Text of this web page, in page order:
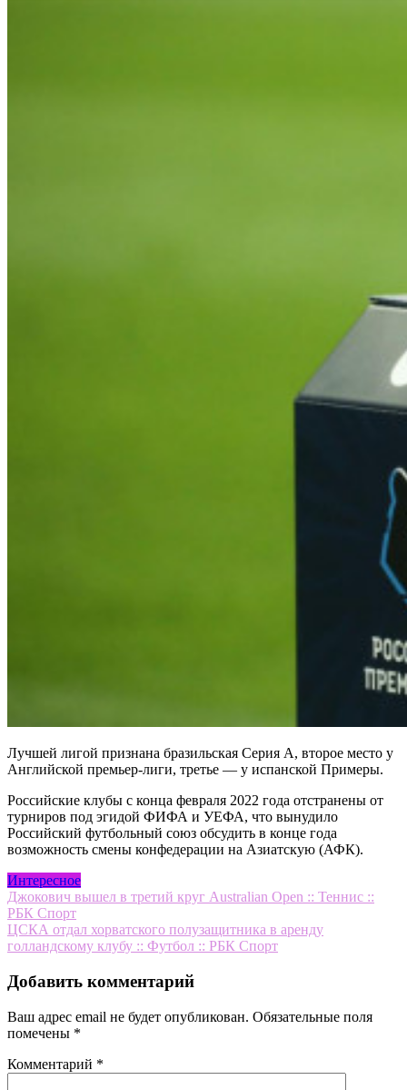
Лучшей лигой признана бразильская Серия А, второе место у
Английской премьер-лиги, третье — у испанской Примеры.
Российские клубы с конца февраля 2022 года отстранены от
турниров под эгидой ФИФА и УЕФА, что вынудило
Российский футбольный союз обсудить в конце года
возможность смены конфедерации на Азиатскую (АФК).
Интересное
Навигация
по
записям
Джокович вышел в третий круг Australian Open :: Теннис ::
РБК Спорт
ЦСКА отдал хорватского полузащитника в аренду
голландскому клубу :: Футбол :: РБК Спорт
Добавить комментарий
Ваш адрес email не будет опубликован. Обязательные поля
помечены *
Комментарий *